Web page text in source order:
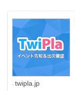
twipla.jp